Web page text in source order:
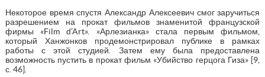
Некоторое время спустя Александр Алексеевич смог заручиться
разрешением на прокат фильмов знаменитой французской
фирмы «Film d’Art». «Арлезианка» стала первым фильмом,
который Ханжонков продемонстрировал публике в рамках
работы с этой студией. Затем ему была предоставлена
возможность пустить в прокат фильм «Убийство герцога Гиза» [9,
с. 46].